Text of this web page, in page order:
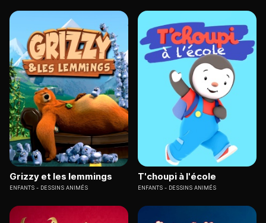
Grizzy et les lemmings
ENFANTS DESSINS ANIMÉS
T'choupi à l'école
ENFANTS DESSINS ANIMÉS